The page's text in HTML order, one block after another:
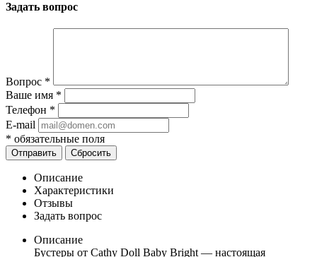
Задать вопрос
Вопрос *
Ваше имя *
Телефон *
E-mail
* обязательные поля
Отправить Сбросить
Описание
Характеристики
Отзывы
Задать вопрос
Описание
Бустеры от Cathy Doll Baby Bright — настоящая